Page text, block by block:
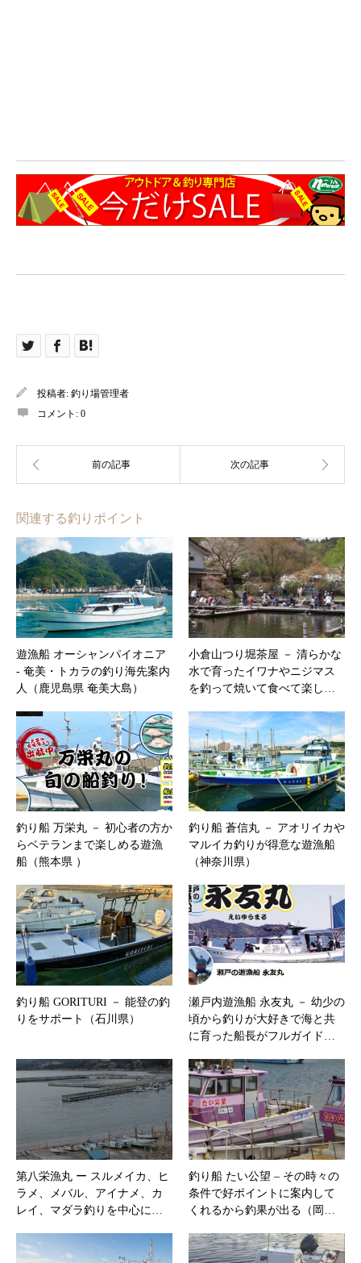
投稿者: 釣り場管理者
コメント: 0
関連する釣りポイント
遊漁船 オーシャンパイオニア
‐ 奄美・トカラの釣り海先案内
人（鹿児島県 奄美大島）
小倉山つり堀茶屋 － 清らかな
水で育ったイワナやニジマス
を釣って焼いて食べて楽し…
釣り船 万栄丸 － 初心者の方か
らベテランまで楽しめる遊漁
船（熊本県 ）
釣り船 蒼信丸 － アオリイカや
マルイカ釣りが得意な遊漁船
（神奈川県）
釣り船 GORITURI － 能登の釣
りをサポート（石川県）
瀬戸内遊漁船 永友丸 － 幼少の
頃から釣りが大好きで海と共
に育った船長がフルガイド…
第八栄漁丸 ー スルメイカ、ヒ
ラメ、メバル、アイナメ、カ
レイ、マダラ釣りを中心に…
釣り船 たい公望 – その時々の
条件で好ポイントに案内して
くれるから釣果が出る（岡…